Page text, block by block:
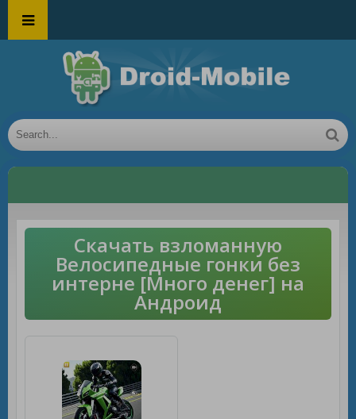
Скачать взломанную
Велосипедные гонки без
интерне [Много денег] на
Андроид